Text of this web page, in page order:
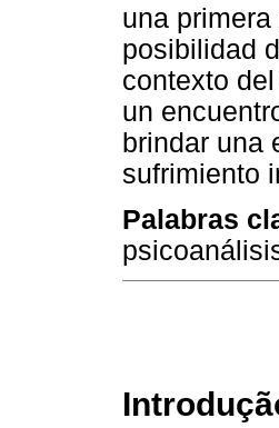
una
posibilidad
contexto
un
brindar una
sufrimiento
Palabras